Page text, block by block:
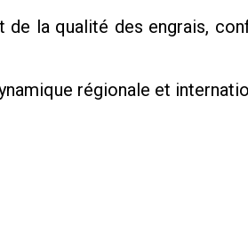
de la qualité des engrais,
régionale et